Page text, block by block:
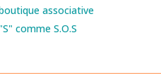
associative
"S" comme S.O.S